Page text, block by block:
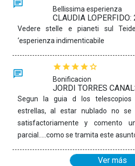
Bellissima esperienza
CLAUDIA
Vedere stelle e pianeti sul
‘esperienza indimenticabile
Bonificacion
JORDI TORRES
Segun la guia d los
estrellas, al estar nublado no se
satisfactoriamente y comento
parcial…..como se tramita este
Ver más